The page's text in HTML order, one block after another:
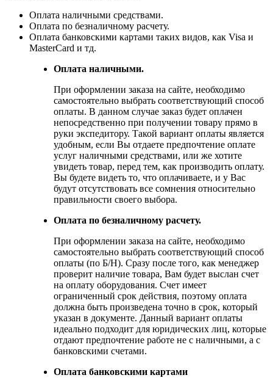
Оплата наличными средствами.
Оплата по безналичному расчету.
Оплата банковскими картами таких видов, как Visa и
MasterCard и тд.
Оплата наличными.
При оформлении заказа на сайте, необходимо
самостоятельно выбрать соответствующий способ
оплаты. В данном случае заказ будет оплачен
непосредственно при получении товару прямо в
руки экспедитору. Такой вариант оплаты является
удобным, если Вы отдаете предпочтение оплате
услуг наличными средствами, или же хотите
увидеть товар, перед тем, как производить оплату.
Вы будете видеть то, что оплачиваете, и у Вас
будут отсутствовать все сомнения относительно
правильности своего выбора.
Оплата по безналичному расчету.
При оформлении заказа на сайте, необходимо
самостоятельно выбрать соответствующий способ
оплаты (по Б/Н). Сразу после того, как менеджер
проверит наличие товара, Вам будет выслан счет
на оплату оборудования. Счет имеет
ограниченный срок действия, поэтому оплата
должна быть произведена точно в срок, который
указан в документе. Данный вариант оплаты
идеально подходит для юридических лиц, которые
отдают предпочтение работе не с наличными, а с
банковскими счетами.
Оплата банковскими картами